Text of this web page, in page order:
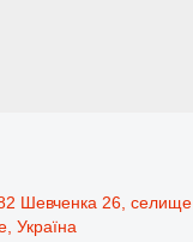
Шевченка 26, селище
Україна